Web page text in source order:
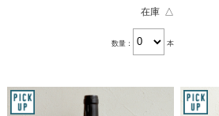
在庫 △
数量： 本